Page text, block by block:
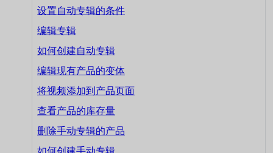
设置自动专辑的条件
编辑专辑
如何创建自动专辑
编辑现有产品的变体
将视频添加到产品页面
查看产品的库存量
删除手动专辑的产品
如何创建手动专辑